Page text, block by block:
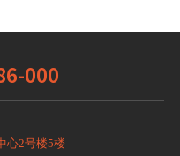
000
心2号楼5楼